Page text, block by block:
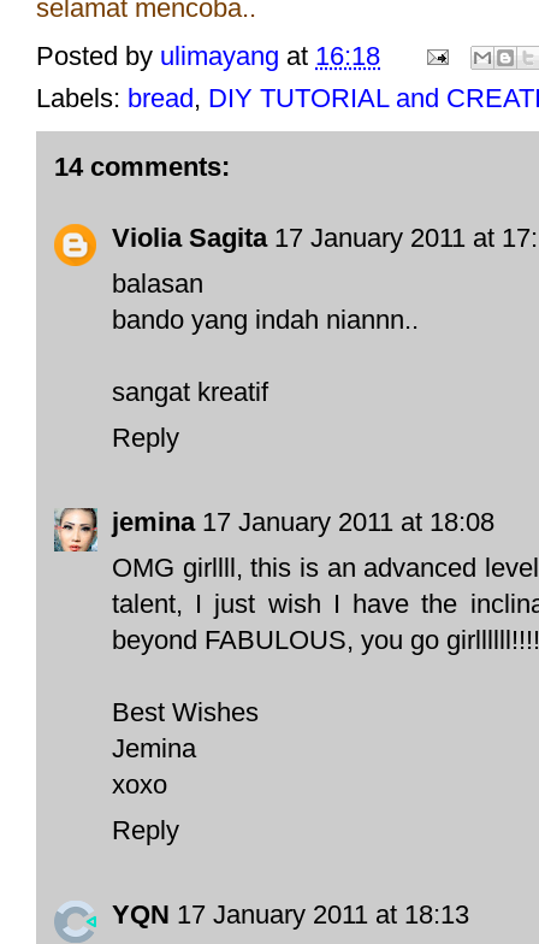
selamat mencoba..
Posted by ulimayang at 16:18
Labels: bread, DIY TUTORIAL and
14 comments:
Violia Sagita 17 January 2011 at
balasan
bando yang indah niannn..
sangat kreatif
Reply
jemina 17 January 2011 at 18:08
OMG girllll, this is an advanced
talent, I just wish I have the
beyond FABULOUS, you go
Best Wishes
Jemina
xoxo
Reply
YQN 17 January 2011 at 18:13